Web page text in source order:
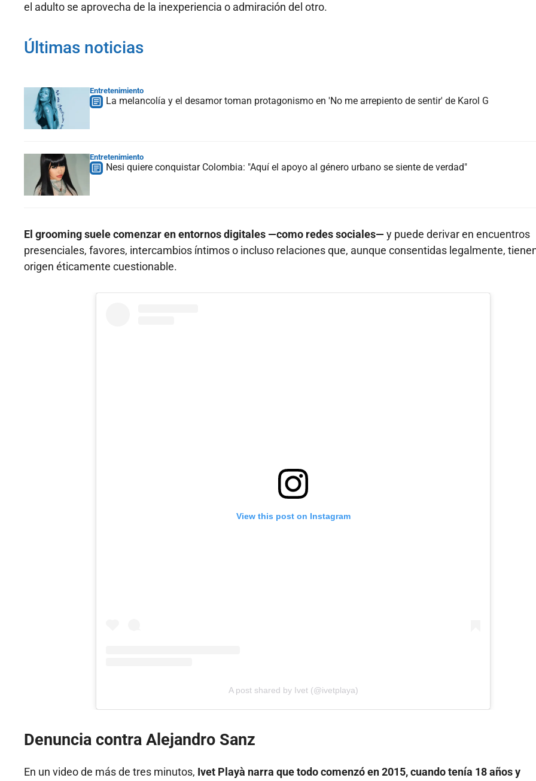
el adulto se aprovecha de la inexperiencia o admiración del otro.
Últimas noticias
Entretenimiento
La melancolía y el desamor toman protagonismo en 'No me arrepiento de sentir' de Karol G
Entretenimiento
Nesi quiere conquistar Colombia: "Aquí el apoyo al género urbano se siente de verdad"
El grooming suele comenzar en entornos digitales —como redes sociales— y puede derivar en encuentros
presenciales, favores, intercambios íntimos o incluso relaciones que, aunque consentidas legalmente,
origen éticamente cuestionable.
View this post on Instagram
A post shared by Ivet (@ivetplaya)
Denuncia contra Alejandro Sanz
En un video de más de tres minutos, Ivet Playà narra que todo comenzó en 2015, cuando tenía 18 años y